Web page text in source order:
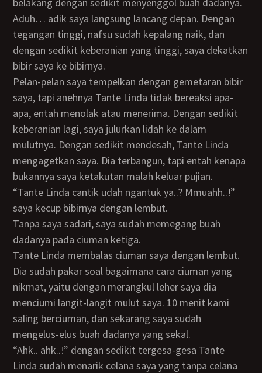
Aduh… adik saya langsung lancang depan. Dengan
tegangan tinggi, nafsu sudah kepalang naik, dan
dengan sedikit keberanian yang tinggi, saya dekatkan
bibir saya ke bibirnya.
Pelan-pelan saya tempelkan dengan gemetaran bibir
saya, tapi anehnya Tante Linda tidak bereaksi apa-
apa, entah menolak atau menerima. Dengan sedikit
keberanian lagi, saya julurkan lidah ke dalam
mulutnya. Dengan sedikit mendesah, Tante Linda
mengagetkan saya. Dia terbangun, tapi entah kenapa
bukannya saya ketakutan malah keluar pujian.
“Tante Linda cantik udah ngantuk ya..? Mmuahh..!”
saya kecup bibirnya dengan lembut.
Tanpa saya sadari, saya sudah memegang buah
dadanya pada ciuman ketiga.
Tante Linda membalas ciuman saya dengan lembut.
Dia sudah pakar soal bagaimana cara ciuman yang
nikmat, yaitu dengan merangkul leher saya dia
menciumi langit-langit mulut saya. 10 menit kami
saling berciuman, dan sekarang saya sudah
mengelus-elus buah dadanya yang sekal.
“Ahk.. ahk..!” dengan sedikit tergesa-gesa Tante
Linda sudah menarik celana saya yang tanpa celana